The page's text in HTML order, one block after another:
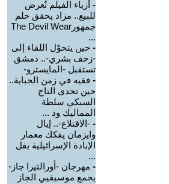
- أزياء الفيلم تُعرض
للبيع.. مزاد يحقق حلم
جمهورThe Devil Wear
...
- حين يتحوّل اللقاء إلى
-زحف بشري-.. دمشق
تستقبل -المايسترو-
- فقيه في زمن الجباية..
حين تحدى التاج
السبكي سلطة
المماليك ود ...
- -الاقتلاع-.. إيال
وايزمان يفكك معمار
الإبادة الإسرائيلية بفل
...
- مهرجان -أورالتيرا جاز-
يجمع موسيقيي الجاز